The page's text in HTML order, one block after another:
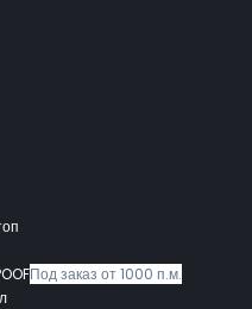
Под заказ от 1000 п.м.